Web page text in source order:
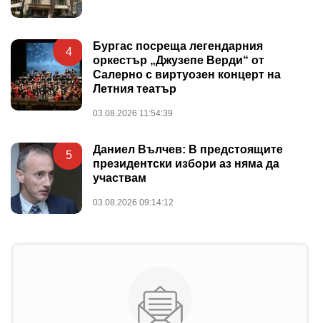
4
Бургас посреща легендарния
оркестър „Джузепе Верди“ от
Салерно с виртуозен концерт на
Летния театър
03.08.2026 11:54:39
5
Даниел Вълчев: В предстоящите
президентски избори аз няма да
участвам
03.08.2026 09:14:12